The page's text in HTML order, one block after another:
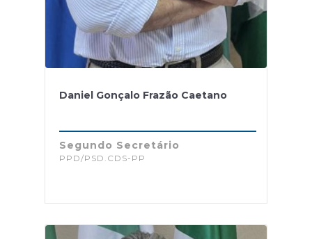
Daniel Gonçalo Frazão Caetano
Segundo Secretário
PPD/PSD.CDS-PP